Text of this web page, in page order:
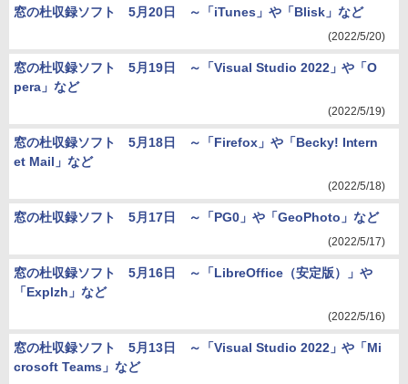
窓の杜収録ソフト 5月20日 ～「iTunes」や「Blisk」など
(2022/5/20)
窓の杜収録ソフト 5月19日 ～「Visual Studio 2022」や「O
pera」など
(2022/5/19)
窓の杜収録ソフト 5月18日 ～「Firefox」や「Becky! Intern
et Mail」など
(2022/5/18)
窓の杜収録ソフト 5月17日 ～「PG0」や「GeoPhoto」など
(2022/5/17)
窓の杜収録ソフト 5月16日 ～「LibreOffice（安定版）」や
「Explzh」など
(2022/5/16)
窓の杜収録ソフト 5月13日 ～「Visual Studio 2022」や「Mi
crosoft Teams」など